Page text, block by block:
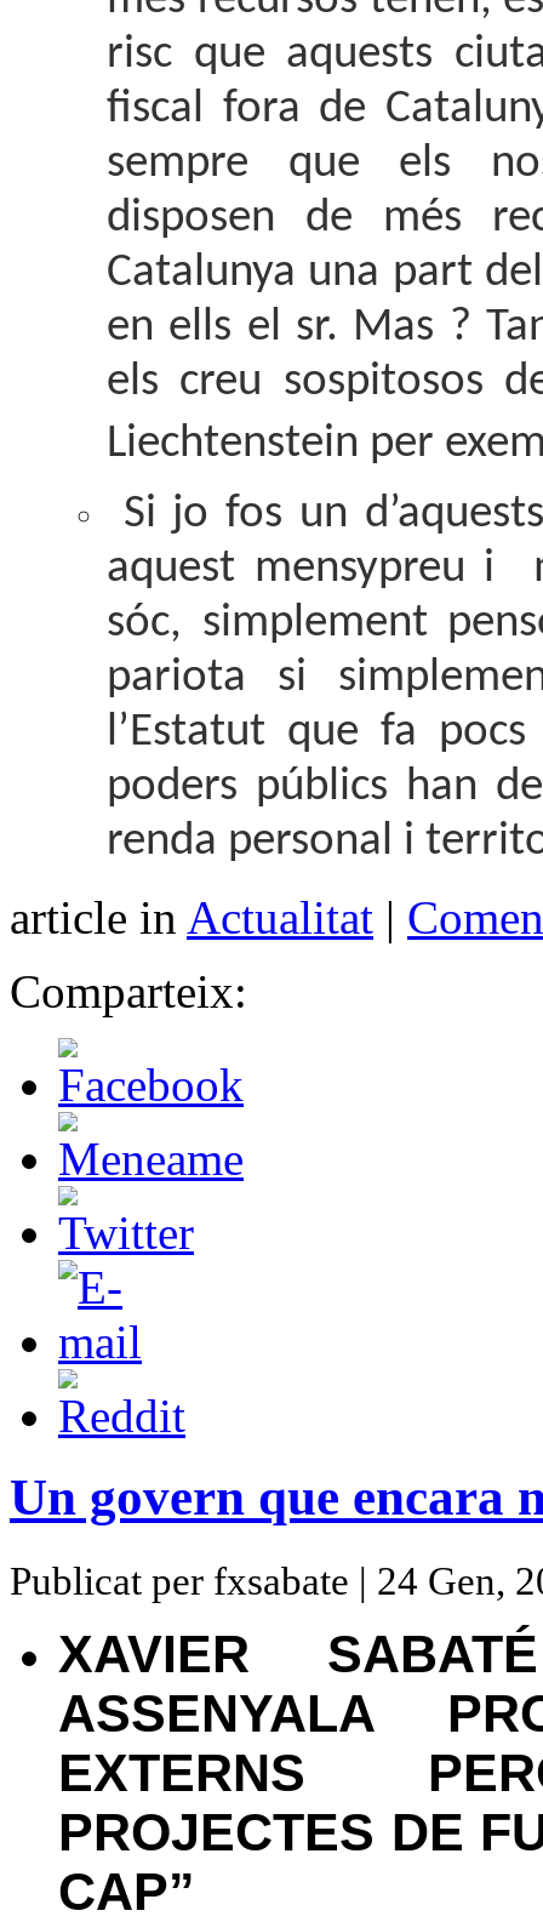
risc que aquests
fiscal fora de
sempre que els
disposen de més
Catalunya una part
en ells el sr. Mas ?
els creu sospitosos
Liechtenstein per
Si jo fos un
aquest mensypreu i
sóc, simplement
pariota si
l’Estatut que fa
poders públics han
renda personal i
article in Actualitat |
Comparteix:
Un govern que encara
Publicat per fxsabate | 24 Gen,
XAVIER
ASSENYALA
EXTERNS
PROJECTES DE
CAP”